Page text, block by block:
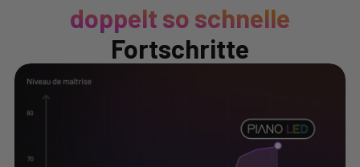
doppelt so schnelle
Fortschritte